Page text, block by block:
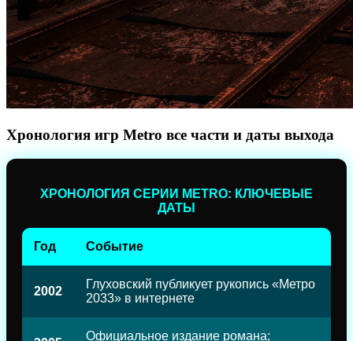
Хронология игр Metro все части и даты выхода
ХРОНОЛОГИЯ СЕРИИ METRO: КЛЮЧЕВЫЕ
ДАТЫ
Год Событие
2002
Глуховский публикует рукопись «Метро
2033» в интернете
Официальное издание романа;